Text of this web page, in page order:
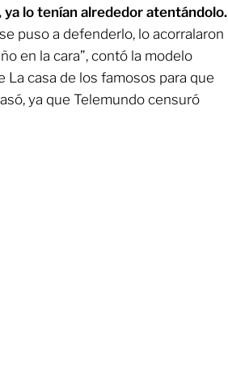
lo tenían alrededor atentándolo.
puso a defenderlo, lo acorralaron
en la cara”, contó la modelo
La casa de los famosos para que
ya que Telemundo censuró